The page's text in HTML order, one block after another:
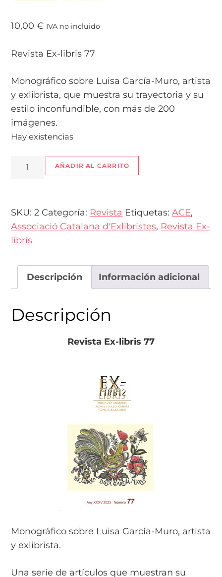
10,00€ IVA no incluido
Revista Ex-libris 77
Monográfico sobre Luisa García-Muro, artista
y exlibrista, que muestra su trayectoria y su
estilo inconfundible, con más de 200
imágenes.
Hay existencias
Revista
-
Luisa
García-
cantidad
AÑADIR AL CARRITO
SKU:2 Categoría: Revista Etiquetas:ACE,
Associació Catalana d'Exlibristes, Revista Ex-
libris
Descripción Información adicional
Descripción
Revista Ex-libris 77
Monográfico sobre Luisa García-Muro, artista
y exlibrista.
Una serie de artículos que muestran su